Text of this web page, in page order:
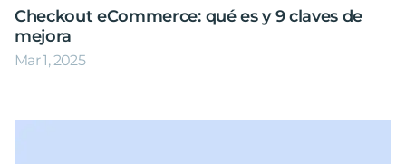
Checkout eCommerce: qué es y 9 claves de
mejora
Mar 1, 2025